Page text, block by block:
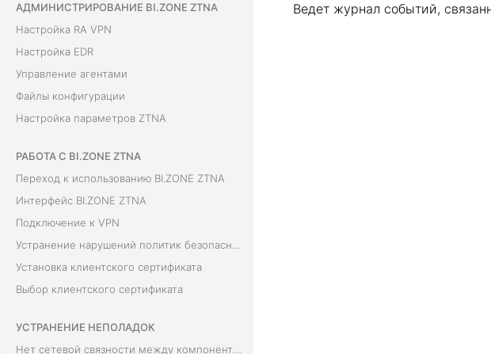
АДМИНИСТРИРОВАНИЕ BI.ZONE ZTNA
Настройка RA VPN
Настройка EDR
Управление агентами
Файлы конфигурации
Настройка параметров ZTNA
РАБОТА С BI.ZONE ZTNA
Переход к использованию BI.ZONE ZTNA
Интерфейс BI.ZONE ZTNA
Подключение к VPN
Установка клиентского сертификата
Выбор клиентского сертификата
УСТРАНЕНИЕ НЕПОЛАДОК
Ведет журнал событий,